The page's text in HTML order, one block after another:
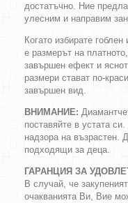
достатъчно. Ние
улесним и направим
Когато избирате
е размерът на
завършен ефект и
размери стават по-
завършен вид.
ВНИМАНИЕ:
поставяйте в устата
надзора на възрастен.
подходящи за деца.
ГАРАНЦИЯ ЗА
В случай, че
очакванията Ви, Вие